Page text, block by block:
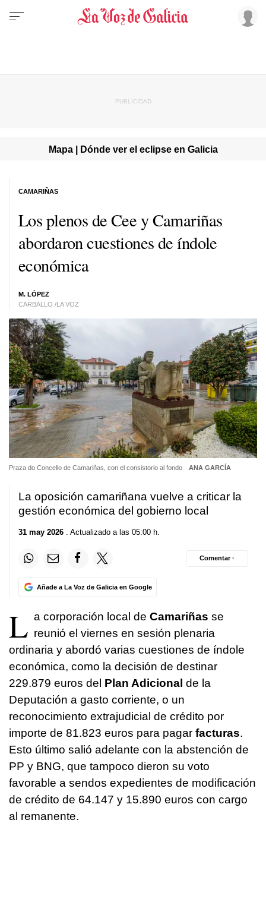
Mapa | Dónde ver el eclipse en Galicia
Los plenos de Cee y Camariñas
abordaron cuestiones de índole
económica
M. LÓPEZ
CARBALLO /LA VOZ
CAMARIÑAS
Praza do Concello de Camariñas, con el consistorio al fondo ANA GARCÍA
La oposición camariñana vuelve a criticar la
gestión económica del gobierno local
31 may 2026 . Actualizado a las 05:00 h.
Añade a La Voz de Galicia en Google
Comentar ·
L a corporación local de Camariñas se
reunió el viernes en sesión plenaria
ordinaria y abordó varias cuestiones de índole
económica, como la decisión de destinar
229.879 euros del Plan Adicional de la
Deputación a gasto corriente, o un
reconocimiento extrajudicial de crédito por
importe de 81.823 euros para pagar facturas.
Esto último salió adelante con la abstención de
PP y BNG, que tampoco dieron su voto
favorable a sendos expedientes de modificación
de crédito de 64.147 y 15.890 euros con cargo
al remanente.